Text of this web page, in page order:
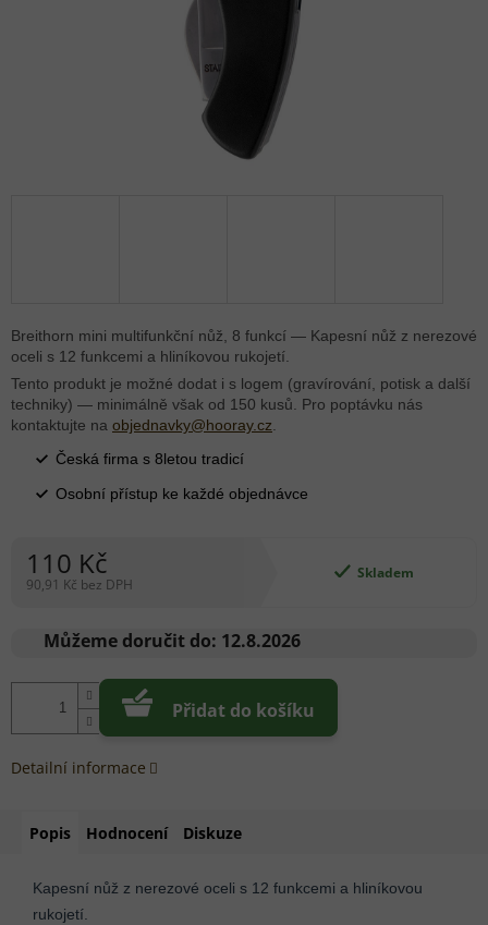
110 Kč
90,91 Kč bez DPH
cena:
Skladem
Můžeme doručit do: 12.8.2026
Přidat do košíku
Breithorn mini multifunkční nůž, 8 funkcí — Kapesní nůž z nerezové
oceli s 12 funkcemi a hliníkovou rukojetí.
Tento produkt je možné dodat i s logem (gravírování, potisk a další
techniky) — minimálně však od 150 kusů. Pro poptávku nás
kontaktujte na objednavky@hooray.cz.
Česká firma s 8letou tradicí
Osobní přístup ke každé objednávce
Detailní informace
Popis Hodnocení Diskuze
Kapesní nůž z nerezové oceli s 12 funkcemi a hliníkovou
rukojetí.